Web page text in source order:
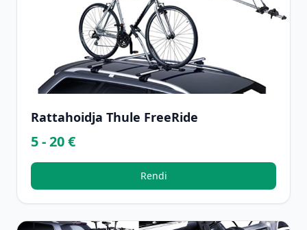
Rattahoidja Thule FreeRide
5 - 20 €
Rendi